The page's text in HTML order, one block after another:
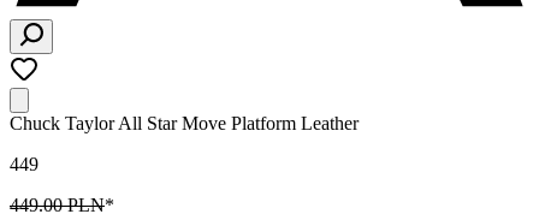
Chuck Taylor All Star Move Platform Leather
449
449.00 PLN*